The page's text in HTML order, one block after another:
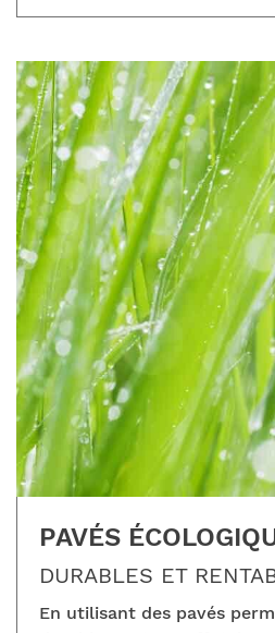
PAVÉS
DURABLES ET
En utilisant des pavés